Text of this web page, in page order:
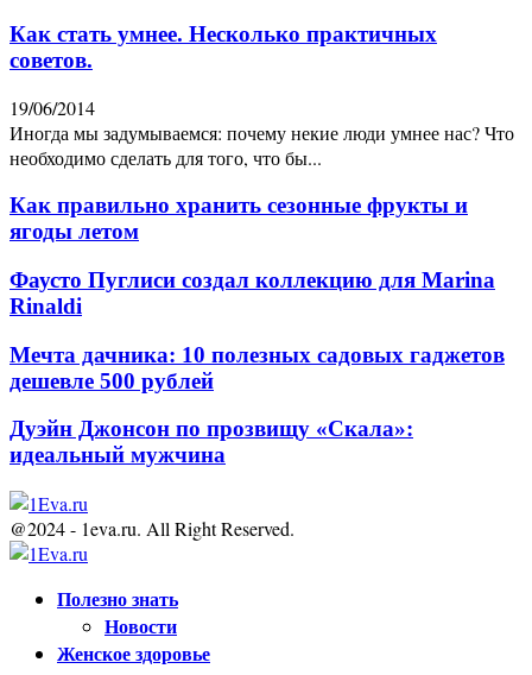
Как стать умнее. Несколько практичных
советов.
19/06/2014
Иногда мы задумываемся: почему некие люди умнее нас? Что
необходимо сделать для того, что бы...
Как правильно хранить сезонные фрукты и
ягоды летом
Фаусто Пуглиси создал коллекцию для Marina
Rinaldi
Мечта дачника: 10 полезных садовых гаджетов
дешевле 500 рублей
Дуэйн Джонсон по прозвищу «Скала»:
идеальный мужчина
@2024 - 1eva.ru. All Right Reserved.
Полезно знать
Новости
Женское здоровье